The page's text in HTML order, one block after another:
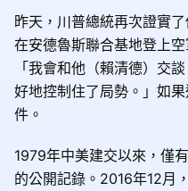
昨天，川普總統再次證實
在安德魯斯聯合基地登上
「我會和他（賴清德）交
好地控制住了局勢。」如
件。
1979年中美建交以來，僅
的公開記錄。2016年12月